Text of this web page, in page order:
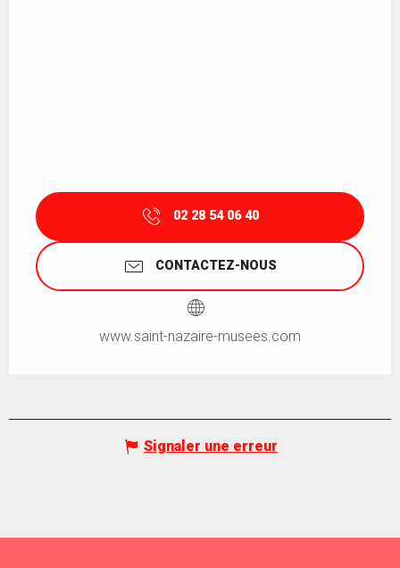
02 28 54 06 40
CONTACTEZ-NOUS
www.saint-nazaire-musees.com
Signaler une erreur